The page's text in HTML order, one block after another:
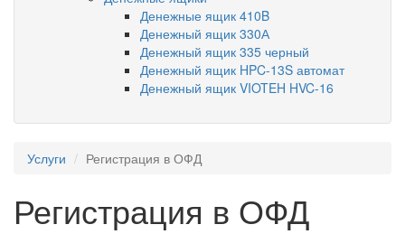
Денежные ящик 410B
Денежный ящик 330А
Денежный ящик 335 черный
Денежный ящик HPC-13S автомат
Денежный ящик VIOTEH HVC-16
Услуги Регистрация в ОФД
Регистрация в ОФД